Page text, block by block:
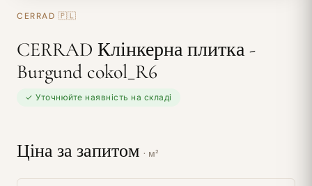
CERRAD 🇵🇱
CERRAD Клінкерна плитка -
Burgund cokol_R6
✓ Уточнюйте наявність на складі
Ціна за запитом · м²